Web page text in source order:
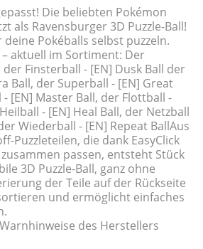
Die beliebten Pokémon
als Ravensburger 3D Puzzle-Ball!
Pokéballs selbst puzzeln.
aktuell im Sortiment: Der
Finsterball - [EN] Dusk Ball der
Ball, der Superball - [EN] Great
[EN] Master Ball, der Flottball -
- [EN] Heal Ball, der Netzball
Wiederball - [EN] Repeat BallAus
Puzzleteilen, die dank EasyClick
passen, entsteht Stück
3D Puzzle-Ball, ganz ohne
der Teile auf der Rückseite
und ermöglicht einfaches
des Herstellers